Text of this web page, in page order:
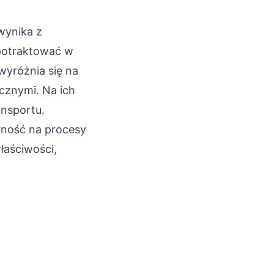
z
w
się na
Na ich
na procesy